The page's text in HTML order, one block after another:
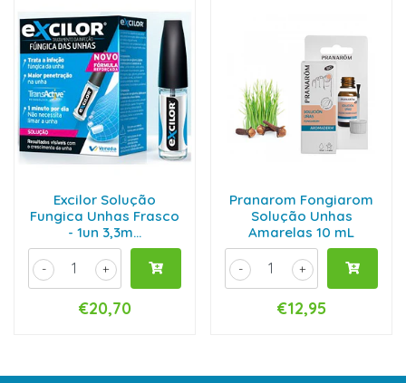
Excilor Solução
Fungica Unhas Frasco
- 1un 3,3m...
+
-
€20,70
Pranarom Fongiarom
Solução Unhas
Amarelas 10 mL
+
-
€12,95